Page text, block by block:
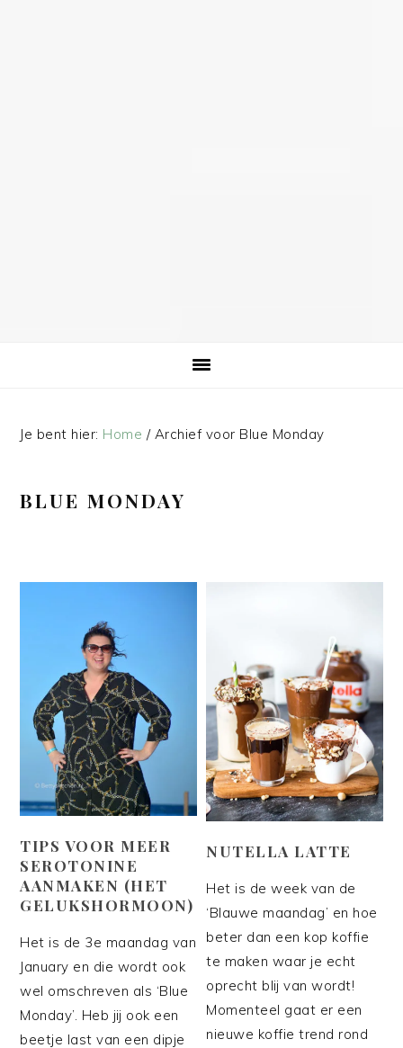
Je bent hier: Home /Archief voor Blue Monday
BLUE MONDAY
TIPS VOOR MEER
SEROTONINE
AANMAKEN (HET
GELUKSHORMOON)
Het is de 3e maandag van
January en die wordt ook
wel omschreven als ‘Blue
Monday’. Heb jij ook een
beetje last van een dipje
NUTELLA LATTE
Het is de week van de
‘Blauwe maandag’ en hoe
beter dan een kop koffie
te maken waar je echt
oprecht blij van wordt!
Momenteel gaat er een
nieuwe koffie trend rond